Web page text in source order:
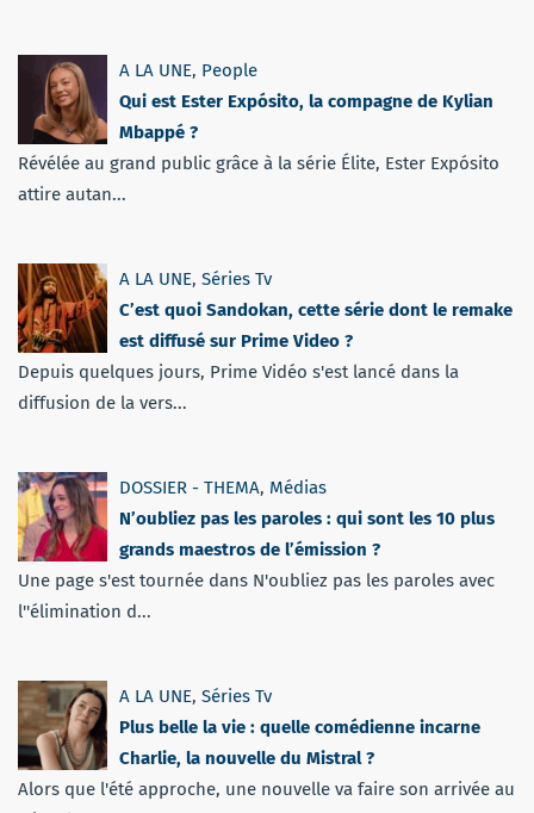
A LA UNE, People
Qui est Ester Expósito, la compagne de Kylian
Mbappé ?
Révélée au grand public grâce à la série Élite, Ester Expósito
attire autan...
A LA UNE, Séries Tv
C’est quoi Sandokan, cette série dont le remake
est diffusé sur Prime Video ?
Depuis quelques jours, Prime Vidéo s'est lancé dans la
diffusion de la vers...
DOSSIER - THEMA, Médias
N’oubliez pas les paroles : qui sont les 10 plus
grands maestros de l’émission ?
Une page s'est tournée dans N'oubliez pas les paroles avec
l''élimination d...
A LA UNE, Séries Tv
Plus belle la vie : quelle comédienne incarne
Charlie, la nouvelle du Mistral ?
Alors que l'été approche, une nouvelle va faire son arrivée au